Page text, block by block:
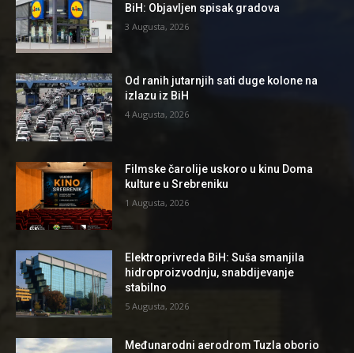
BiH: Objavljen spisak gradova
3 Augusta, 2026
Od ranih jutarnjih sati duge kolone na
izlazu iz BiH
4 Augusta, 2026
Filmske čarolije uskoro u kinu Doma
kulture u Srebreniku
1 Augusta, 2026
Elektroprivreda BiH: Suša smanjila
hidroproizvodnju, snabdijevanje
stabilno
5 Augusta, 2026
Međunarodni aerodrom Tuzla oborio